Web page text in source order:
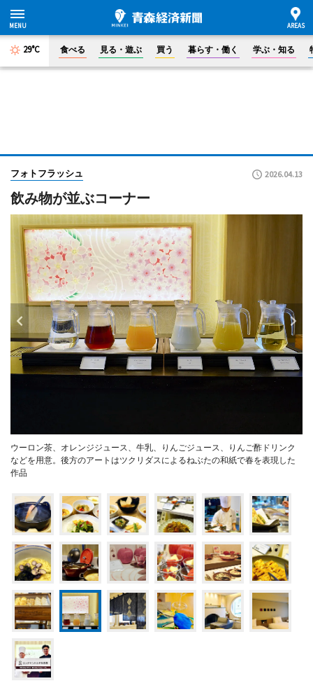
29°C 食べる 見る・遊ぶ 買う 暮らす・働く 学ぶ・知る
フォトフラッシュ 2026.04.13
飲み物が並ぶコーナー
ウーロン茶、オレンジジュース、牛乳、りんごジュース、りんご酢ドリンク
などを用意。後方のアートはツクリダスによるねぶたの和紙で春を表現した
作品